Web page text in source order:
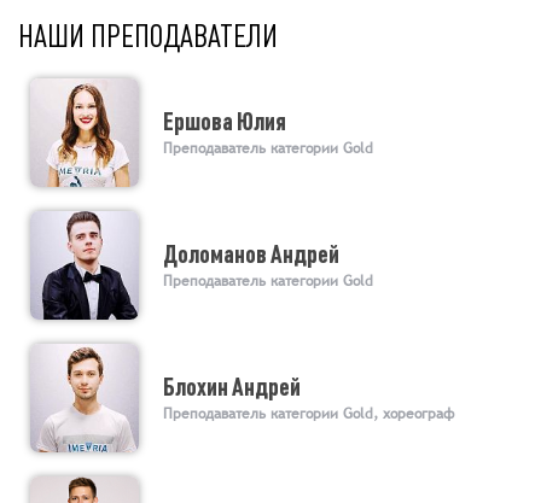
НАШИ ПРЕПОДАВАТЕЛИ
Ершова Юлия
Преподаватель категории Gold
Доломанов Андрей
Преподаватель категории Gold
Блохин Андрей
Преподаватель категории Gold, хореограф